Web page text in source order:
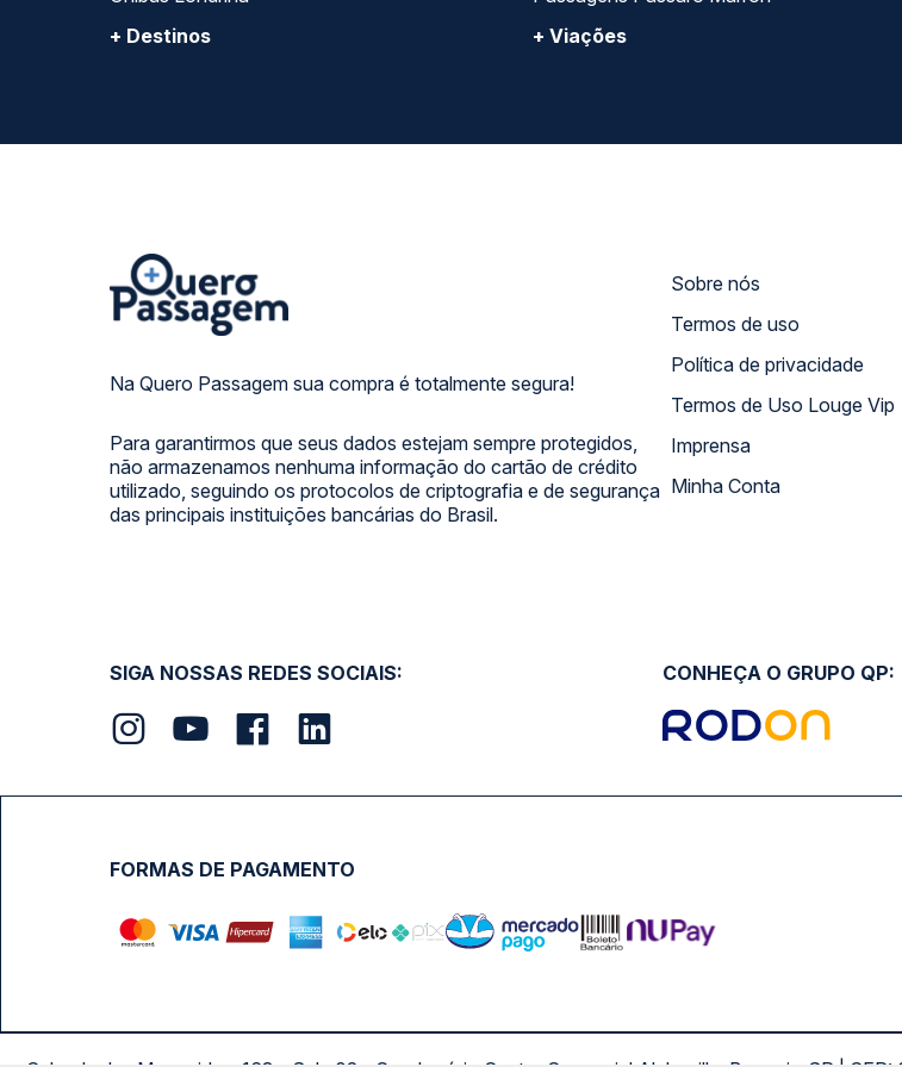
+ Destinos
+ Viações
Na Quero Passagem sua compra é totalmente segura!
Para garantirmos que seus dados estejam sempre protegidos,
não armazenamos nenhuma informação do cartão de crédito
utilizado, seguindo os protocolos de criptografia e de segurança
das principais instituições bancárias do Brasil.
Sobre nós
Termos de uso
Política de privacidade
Termos de Uso Louge Vip
Imprensa
Minha Conta
SIGA NOSSAS REDES SOCIAIS: CONHEÇA O GRUPO QP:
FORMAS DE PAGAMENTO